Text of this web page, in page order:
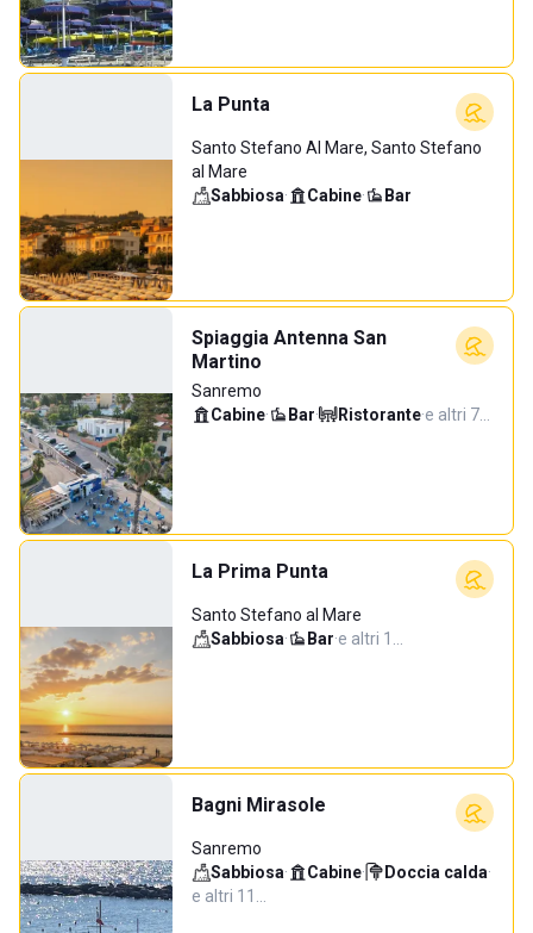
La Punta
Santo Stefano Al Mare, Santo Stefano
al Mare
Sabbiosa· Cabine· Bar
Spiaggia Antenna San
Martino
Sanremo
Cabine· Bar· Ristorante·e altri 7…
La Prima Punta
Santo Stefano al Mare
Sabbiosa· Bar·e altri 1…
Bagni Mirasole
Sanremo
Sabbiosa· Cabine· Doccia calda·
e altri 11…